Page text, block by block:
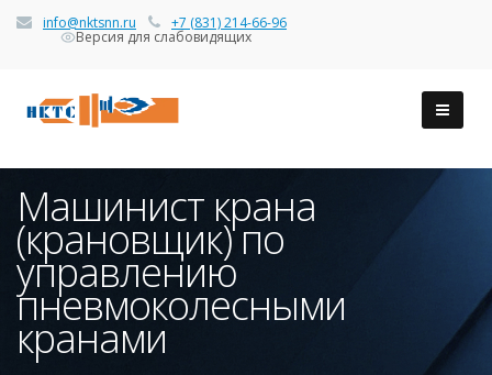
info@nktsnn.ru +7 (831) 214-66-96
Версия для слабовидящих
Машинист крана
(крановщик) по
управлению
пневмоколесными
кранами